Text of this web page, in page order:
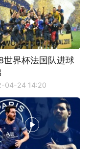
世界杯法国队进球
04-24 14:20